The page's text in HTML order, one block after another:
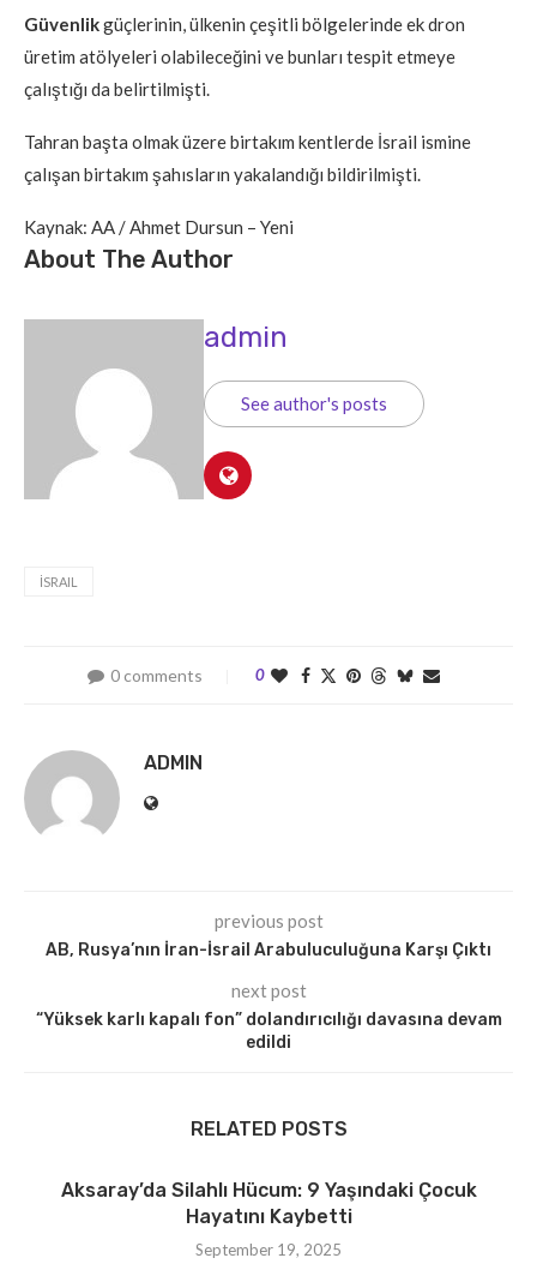
Güvenlikgüçlerinin, ülkenin çeşitli bölgelerinde ek dron
üretim atölyeleri olabileceğini ve bunları tespit etmeye
çalıştığı da belirtilmişti.
Tahran başta olmak üzere birtakım kentlerde İsrail ismine
çalışan birtakım şahısların yakalandığı bildirilmişti.
Kaynak: AA / Ahmet Dursun – Yeni
About The Author
admin
See author's posts
İSRAIL
0 comments 0
ADMIN
previous post
AB, Rusya’nın İran-İsrail Arabuluculuğuna Karşı Çıktı
next post
“Yüksek karlı kapalı fon” dolandırıcılığı davasına devam
edildi
RELATED POSTS
Aksaray’da Silahlı Hücum: 9 Yaşındaki Çocuk
Hayatını Kaybetti
September 19, 2025